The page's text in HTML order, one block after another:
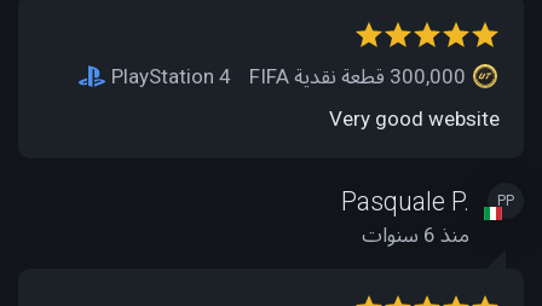
PlayStation 4
Very good website
PP
Pasquale P.
منذ 6 سنوات